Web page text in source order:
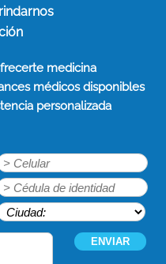
medicina
médicos disponibles
personalizada